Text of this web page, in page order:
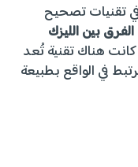
تقنيات تصحيح
الفرق بين الليزك
كانت هناك تقنية تُعد
في الواقع بطبيعة